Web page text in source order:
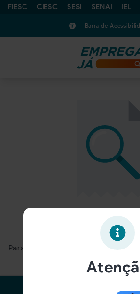
FIESC CIESC SESI SENAI IEL
Barra de
Oportunidade
Para ver mais, acesse a página